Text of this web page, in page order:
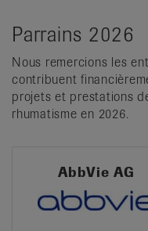
Parrains 2026
Nous remercions les
contribuent
projets et prestations
rhumatisme en 2026.
AbbVie AG